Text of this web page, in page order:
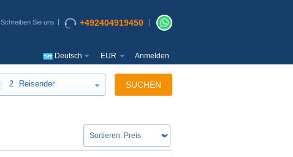
Schreiben Sie uns +492404919450
Deutsch EUR Anmelden
2 Reisender SUCHEN